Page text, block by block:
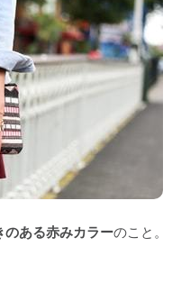
のある赤みカラーのこと。